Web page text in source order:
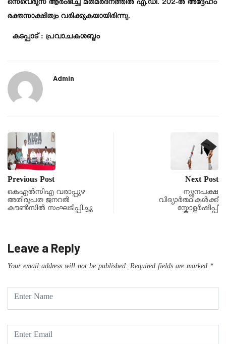
സെവെരൂസ് ആരംഭിച്ച മതമർദനത്തിൽ എ.ഡി. 202-ൽ അദ്ദേഹം
രക്തസാക്ഷിത്വം വരിക്കുകയായിരിന്നു.
കടപ്പാട് : പ്രവാചകശബ്ദം
Admin
Previous Post
കെഎൽസിഎ വരാപ്പുഴ
അതിരൂപത ജനറൽ
കൗൺസിൽ സംഘടിപ്പിച്ചു
Next Post
ന്യൂനപക്ഷ
വിദ്യാർത്ഥികൾക്ക്
സ്കോളർഷിപ്പ്
Leave a Reply
Your email address will not be published. Required fields are marked *